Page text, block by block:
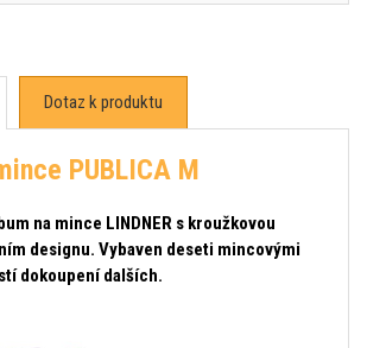
Dotaz k produktu
PUBLICA M
na mince LINDNER s kroužkovou
designu. Vybaven deseti mincovými
dokoupení dalších.